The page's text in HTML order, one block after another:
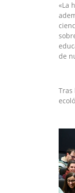
«La
de